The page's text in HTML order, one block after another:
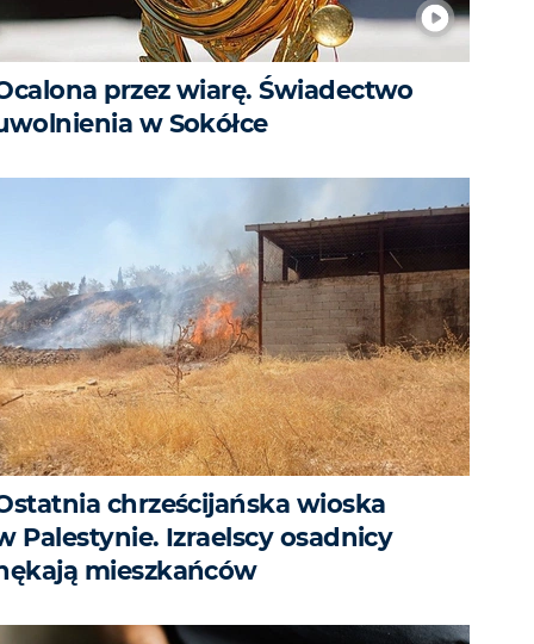
przez wiarę. Świadectwo
w Sokółce
chrześcijańska wioska
Palestynie. Izraelscy osadnicy
mieszkańców